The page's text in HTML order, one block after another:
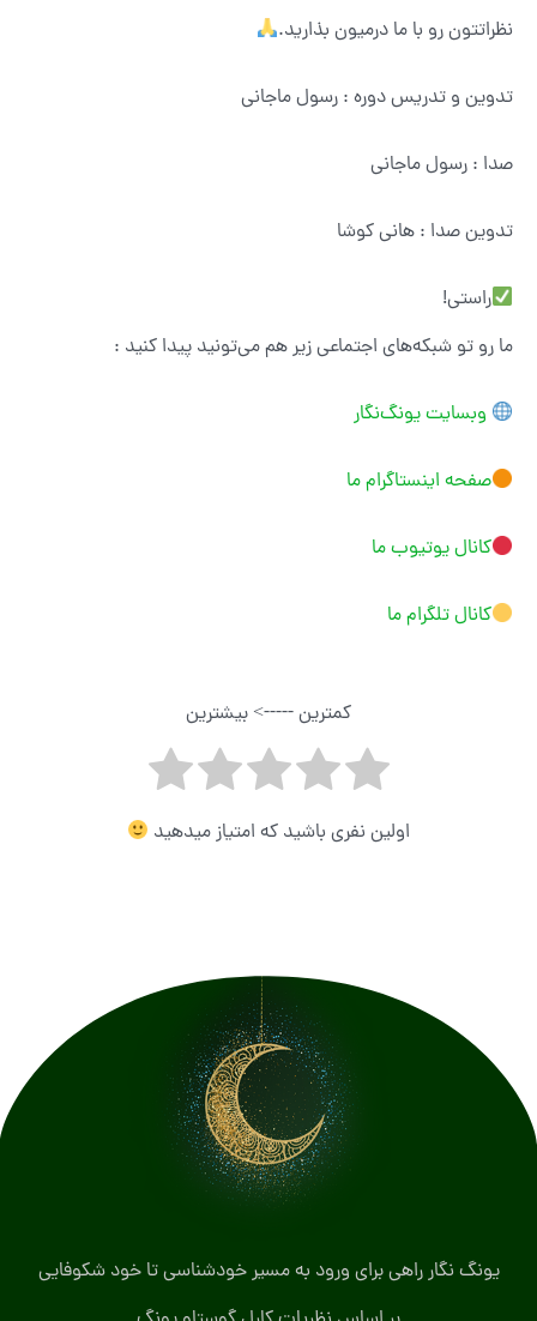
نظراتتون رو با ما درمیون بذارید.
تدوین و تدریس دوره : رسول ماجانی
صدا : رسول ماجانی
تدوین صدا : هانی کوشا
راستی!
ما رو تو شبکه‌های اجتماعی زیر هم می‌تونید پیدا کنید :
وبسایت یونگ‌نگار
صفحه اینستاگرام ما
کانال یوتیوب ما
کانال تلگرام ما
کمترین -----> بیشترین
اولین نفری باشید که امتیاز میدهید
یونگ نگار راهی برای ورود به مسیر خودشناسی تا خود شکوفایی